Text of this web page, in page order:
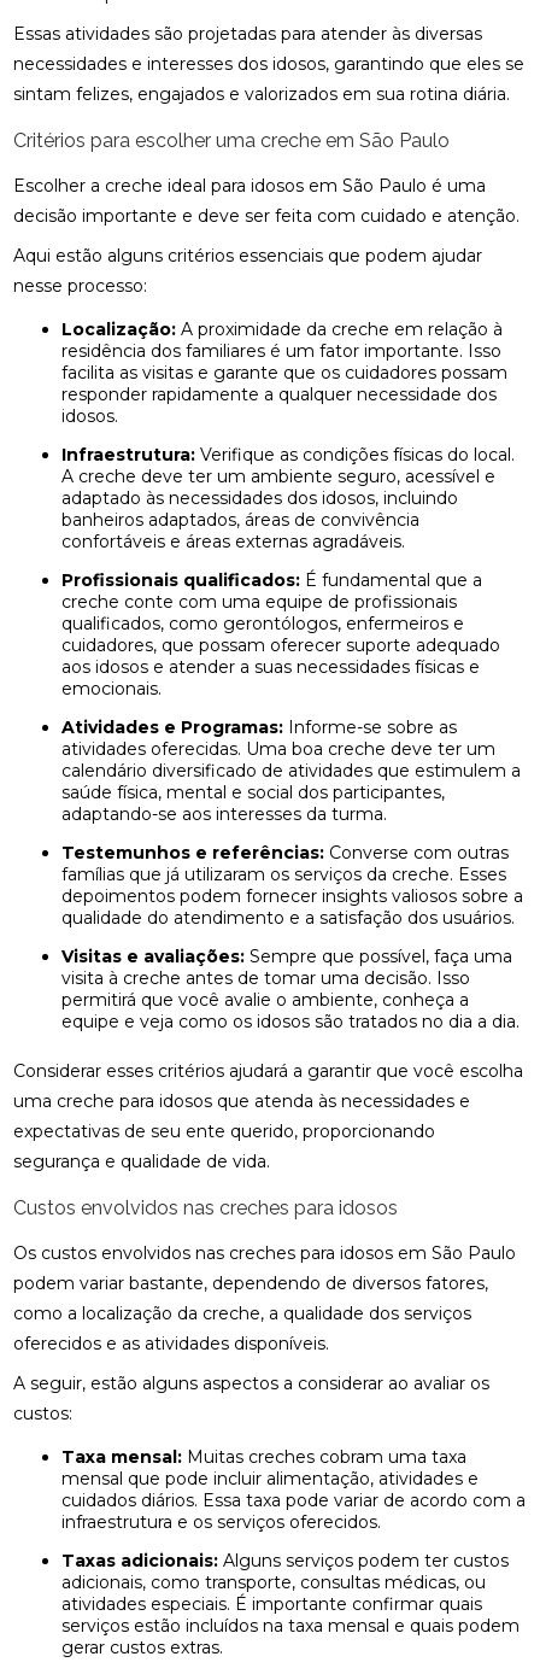
Essas atividades são projetadas para atender às diversas
necessidades e interesses dos idosos, garantindo que eles se
sintam felizes, engajados e valorizados em sua rotina diária.
Critérios para escolher uma creche em São Paulo
Escolher a creche ideal para idosos em São Paulo é uma
decisão importante e deve ser feita com cuidado e atenção.
Aqui estão alguns critérios essenciais que podem ajudar
nesse processo:
Localização: A proximidade da creche em relação à
residência dos familiares é um fator importante. Isso
facilita as visitas e garante que os cuidadores possam
responder rapidamente a qualquer necessidade dos
idosos.
Infraestrutura: Verifique as condições físicas do local.
A creche deve ter um ambiente seguro, acessível e
adaptado às necessidades dos idosos, incluindo
banheiros adaptados, áreas de convivência
confortáveis e áreas externas agradáveis.
Profissionais qualificados: É fundamental que a
creche conte com uma equipe de profissionais
qualificados, como gerontólogos, enfermeiros e
cuidadores, que possam oferecer suporte adequado
aos idosos e atender a suas necessidades físicas e
emocionais.
Atividades e Programas: Informe-se sobre as
atividades oferecidas. Uma boa creche deve ter um
calendário diversificado de atividades que estimulem a
saúde física, mental e social dos participantes,
adaptando-se aos interesses da turma.
Testemunhos e referências: Converse com outras
famílias que já utilizaram os serviços da creche. Esses
depoimentos podem fornecer insights valiosos sobre a
qualidade do atendimento e a satisfação dos usuários.
Visitas e avaliações: Sempre que possível, faça uma
visita à creche antes de tomar uma decisão. Isso
permitirá que você avalie o ambiente, conheça a
equipe e veja como os idosos são tratados no dia a dia.
Considerar esses critérios ajudará a garantir que você escolha
uma creche para idosos que atenda às necessidades e
expectativas de seu ente querido, proporcionando
segurança e qualidade de vida.
Custos envolvidos nas creches para idosos
Os custos envolvidos nas creches para idosos em São Paulo
podem variar bastante, dependendo de diversos fatores,
como a localização da creche, a qualidade dos serviços
oferecidos e as atividades disponíveis.
A seguir, estão alguns aspectos a considerar ao avaliar os
custos:
Taxa mensal: Muitas creches cobram uma taxa
mensal que pode incluir alimentação, atividades e
cuidados diários. Essa taxa pode variar de acordo com a
infraestrutura e os serviços oferecidos.
Taxas adicionais: Alguns serviços podem ter custos
adicionais, como transporte, consultas médicas, ou
atividades especiais. É importante confirmar quais
serviços estão incluídos na taxa mensal e quais podem
gerar custos extras.